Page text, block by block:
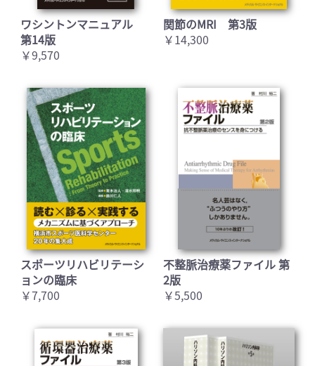
ワシントンマニュアル
第14版
￥9,570
関節のMRI 第3版
￥14,300
スポーツリハビリテーシ
ョンの臨床
￥7,700
不整脈治療薬ファイル 第
2版
￥5,500